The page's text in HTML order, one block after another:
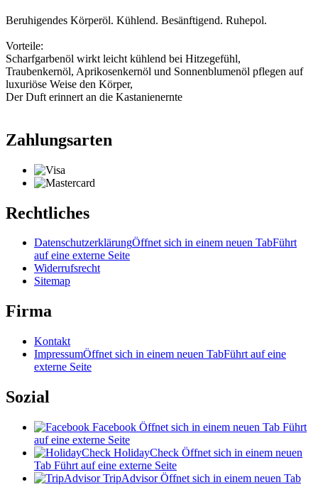
Beruhigendes Körperöl. Kühlend. Besänftigend. Ruhepol.
Vorteile:
Scharfgarbenöl wirkt leicht kühlend bei Hitzegefühl,
Traubenkernöl, Aprikosenkernöl und Sonnenblumenöl pflegen auf
luxuriöse Weise den Körper,
Der Duft erinnert an die Kastanienernte
Zahlungsarten
Rechtliches
DatenschutzerklärungÖffnet sich in einem neuen TabFührt
auf eine externe Seite
Widerrufsrecht
Sitemap
Firma
Kontakt
ImpressumÖffnet sich in einem neuen TabFührt auf eine
externe Seite
Sozial
Facebook Öffnet sich in einem neuen Tab Führt
auf eine externe Seite
HolidayCheck Öffnet sich in einem neuen
Tab Führt auf eine externe Seite
TripAdvisor Öffnet sich in einem neuen Tab